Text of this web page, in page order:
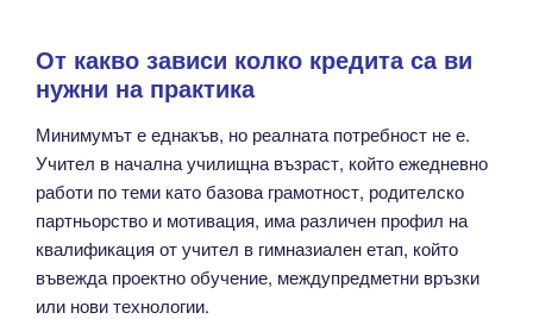
От какво зависи колко кредита са ви
нужни на практика
Минимумът е еднакъв, но реалната потребност не е.
Учител в начална училищна възраст, който ежедневно
работи по теми като базова грамотност, родителско
партньорство и мотивация, има различен профил на
квалификация от учител в гимназиален етап, който
въвежда проектно обучение, междупредметни връзки
или нови технологии.